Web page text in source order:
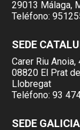
29013 Málaga,
Teléfono:
SEDE
Carer Riu Anoia,
08820 El Prat de
Llobregat
Teléfono: 93
SEDE GALICIA